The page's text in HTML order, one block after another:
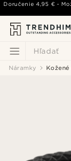
Hľadať
Doručenie4,95 € -
Náramky